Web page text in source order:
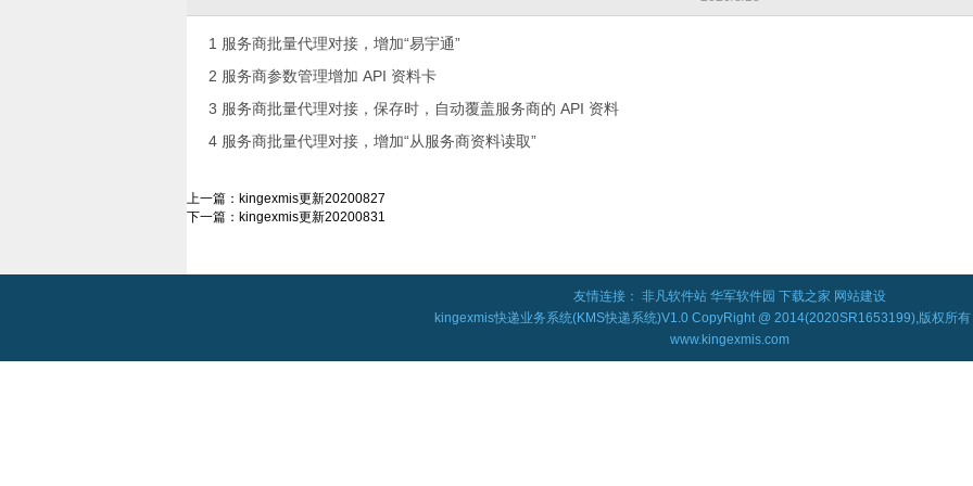
1 服务商批量代理对接，增加“易宇通”
2 服务商参数管理增加 API 资料卡
3 服务商批量代理对接，保存时，自动覆盖服务商的 API 资料
4 服务商批量代理对接，增加“从服务商资料读取”
上一篇： kingexmis更新20200827
下一篇： kingexmis更新20200831
友情连接： 非凡软件站 华军软件园 下载之家 网站建设
kingexmis快递业务系统(KMS快递系统)V1.0 CopyRight @ 2014(2020SR1653199),版权所有
www.kingexmis.com